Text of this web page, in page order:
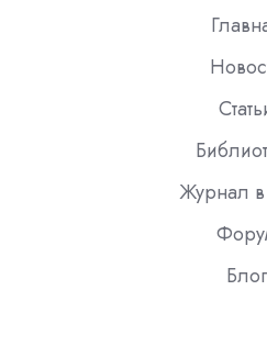
Журнал
Блог